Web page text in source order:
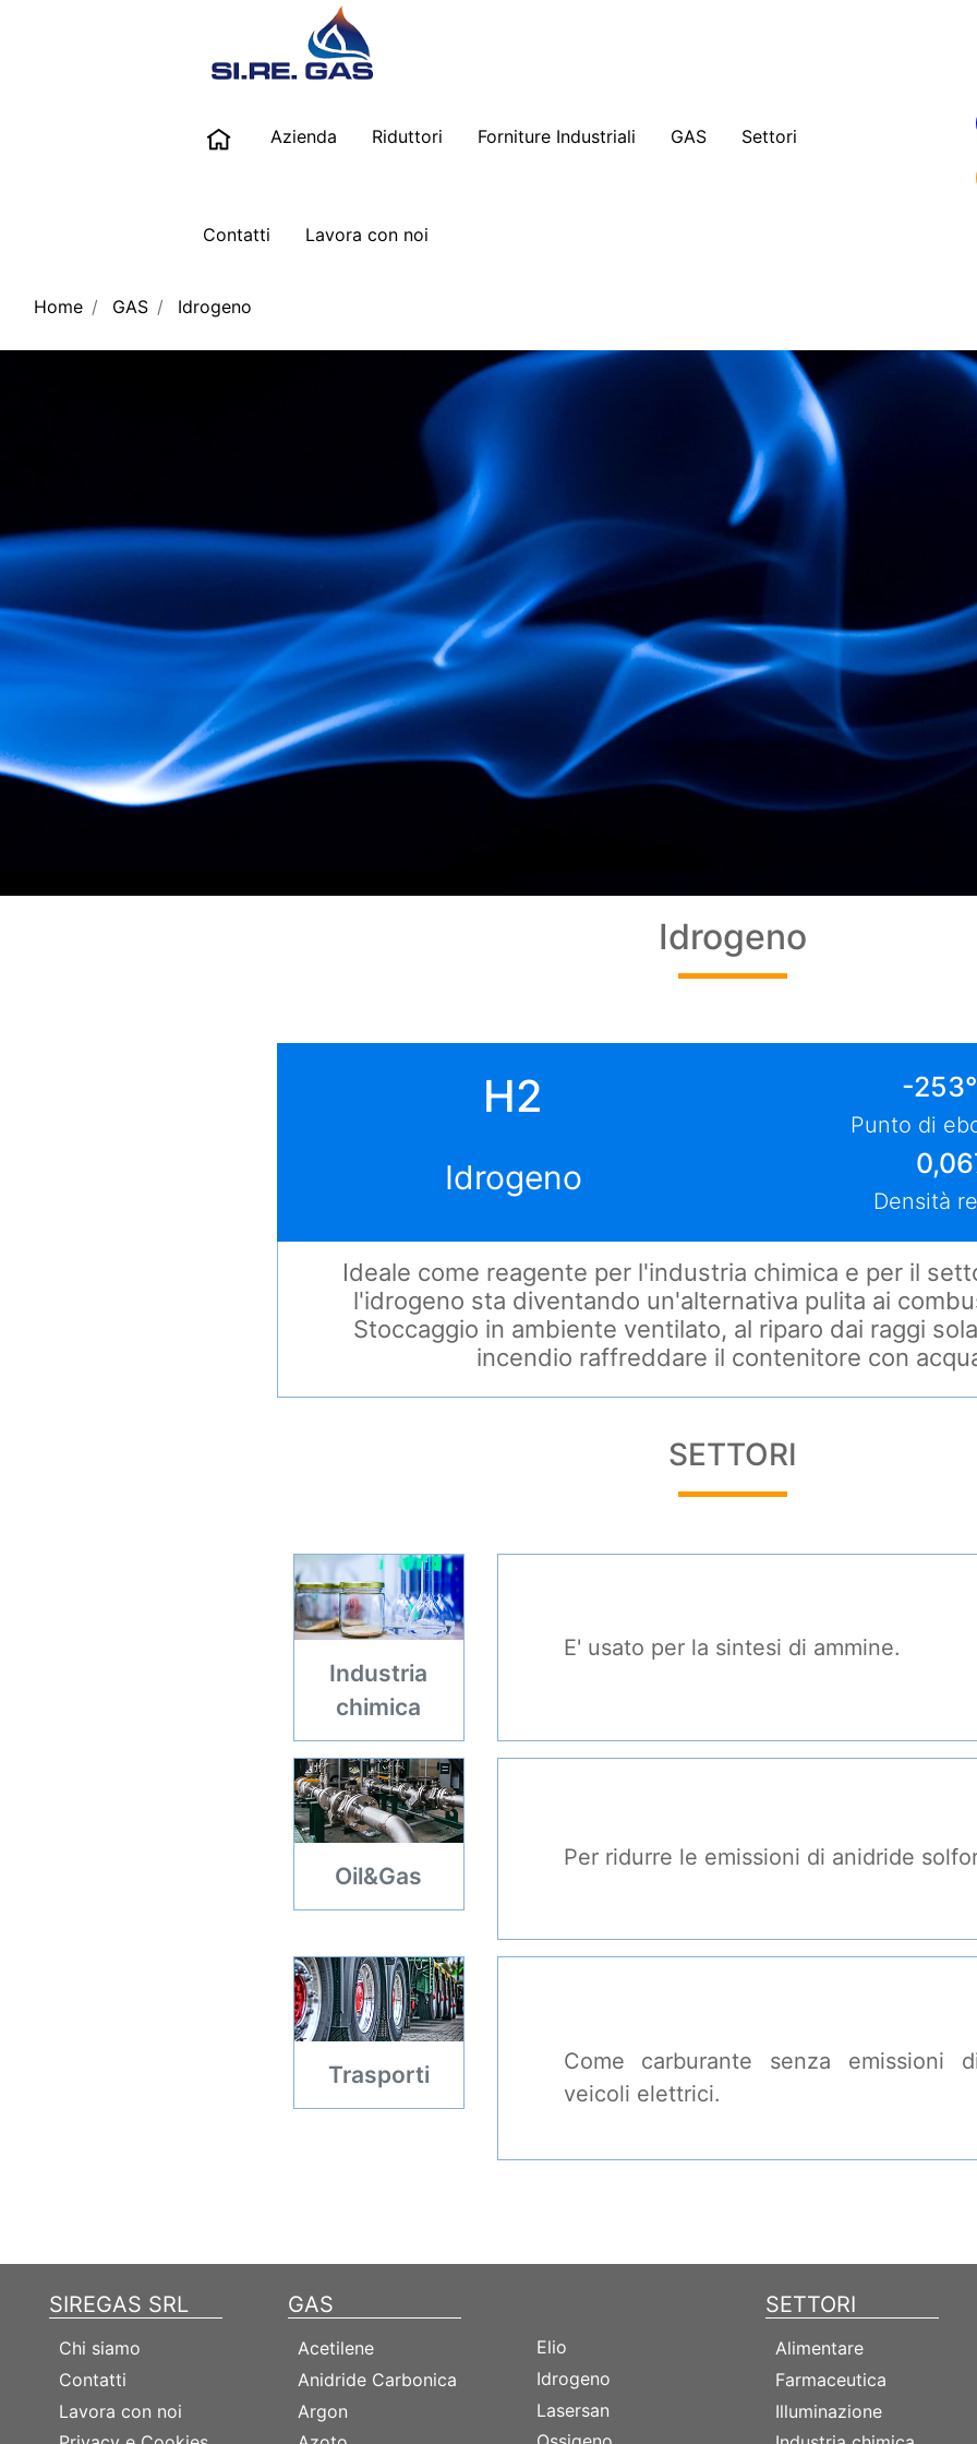
Azienda Riduttori Forniture Industriali GAS Settori
Contatti Lavora con noi
Home GAS Idrogeno
Idrogeno
H2
Idrogeno
-
Punto di
Densità
Ideale come reagente per l'industria chimica e per il
l'idrogeno sta diventando un'alternativa pulita ai
Stoccaggio in ambiente ventilato, al riparo dai raggi
incendio raffreddare il contenitore con
SETTORI
Industria
chimica
E' usato per la sintesi di ammine.
Oil&Gas
Per ridurre le emissioni di anidride
Trasporti
Come carburante senza emissioni
veicoli elettrici.
SIREGAS SRL
Chi siamo
Contatti
Lavora con noi
GAS
Acetilene
Anidride Carbonica
Argon
Elio
Idrogeno
Lasersan
SETTORI
Alimentare
Farmaceutica
Illuminazione